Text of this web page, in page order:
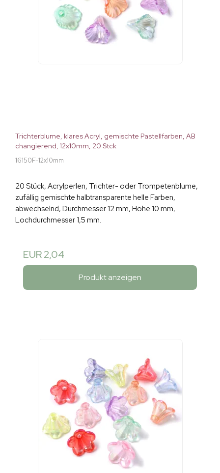
Trichterblume, klares Acryl, gemischte Pastellfarben, AB
changierend, 12x10mm, 20 Stck
16150F-12x10mm
20 Stück, Acrylperlen, Trichter- oder Trompetenblume,
zufällig gemischte halbtransparente helle Farben,
abwechselnd, Durchmesser 12 mm, Höhe 10 mm,
Lochdurchmesser 1,5 mm.
EUR 2,04
Produkt anzeigen